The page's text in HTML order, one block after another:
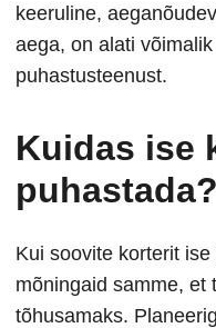
keeruline,
aega, on alati
puhastusteenust.
Kuidas ise
puhastada?
Kui soovite korterit
mõningaid samme, et
tõhusamaks.